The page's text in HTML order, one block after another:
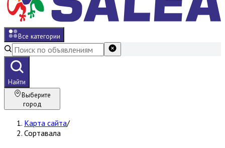
Все категории
Найти
Выберите
город
Карта сайта/
Сортавала